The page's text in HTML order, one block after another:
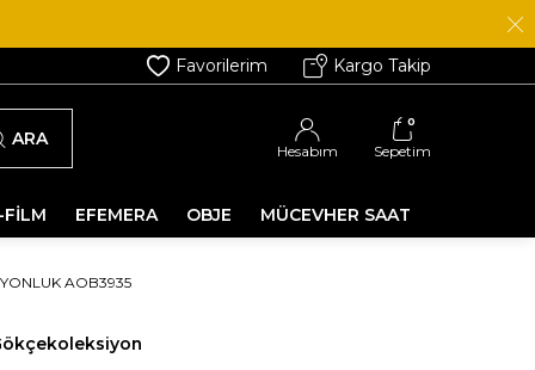
Favorilerim Kargo Takip
ARA
Hesabım
0
Sepetim
EFEMERA OBJE MÜCEVHER SAAT
AOB3935